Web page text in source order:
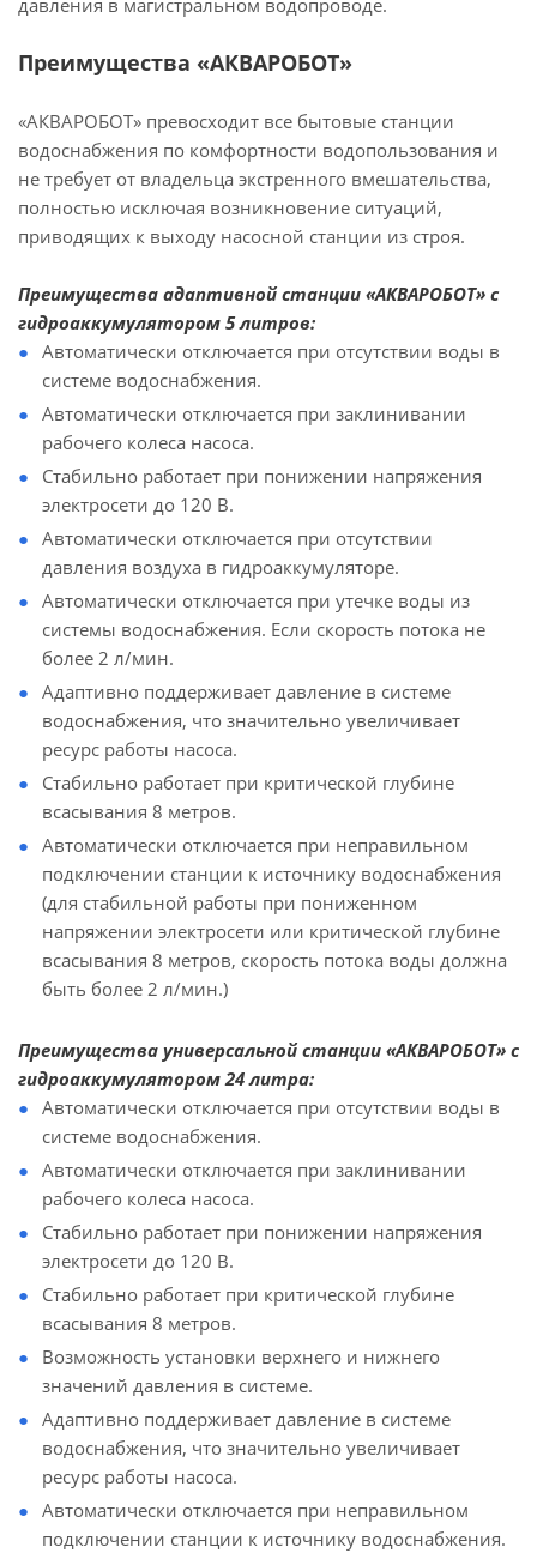
давления в магистральном водопроводе.
Преимущества «АКВАРОБОТ»
«АКВАРОБОТ» превосходит все бытовые станции
водоснабжения по комфортности водопользования и
не требует от владельца экстренного вмешательства,
полностью исключая возникновение ситуаций,
приводящих к выходу насосной станции из строя.
Преимущества адаптивной станции «АКВАРОБОТ» с
гидроаккумулятором 5 литров:
Автоматически отключается при отсутствии воды в
системе водоснабжения.
Автоматически отключается при заклинивании
рабочего колеса насоса.
Стабильно работает при понижении напряжения
электросети до 120 В.
Автоматически отключается при отсутствии
давления воздуха в гидроаккумуляторе.
Автоматически отключается при утечке воды из
системы водоснабжения. Если скорость потока не
более 2 л/мин.
Адаптивно поддерживает давление в системе
водоснабжения, что значительно увеличивает
ресурс работы насоса.
Стабильно работает при критической глубине
всасывания 8 метров.
Автоматически отключается при неправильном
подключении станции к источнику водоснабжения
(для стабильной работы при пониженном
напряжении электросети или критической глубине
всасывания 8 метров, скорость потока воды должна
быть более 2 л/мин.)
Преимущества универсальной станции «АКВАРОБОТ» с
гидроаккумулятором 24 литра:
Автоматически отключается при отсутствии воды в
системе водоснабжения.
Автоматически отключается при заклинивании
рабочего колеса насоса.
Стабильно работает при понижении напряжения
электросети до 120 В.
Стабильно работает при критической глубине
всасывания 8 метров.
Возможность установки верхнего и нижнего
значений давления в системе.
Адаптивно поддерживает давление в системе
водоснабжения, что значительно увеличивает
ресурс работы насоса.
Автоматически отключается при неправильном
подключении станции к источнику водоснабжения.